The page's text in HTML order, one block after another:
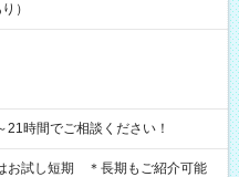
）
選べる ＊9時～21時間でご相談ください！
お試し短期 ＊長期もご紹介可能